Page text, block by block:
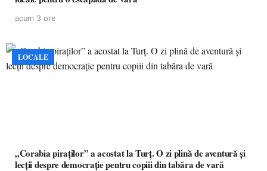
acum 3 ore
LOCALE
„Corabia piraților” a acostat la Turț. O zi plină de aventură și
lecții despre democrație pentru copiii din tabăra de vară